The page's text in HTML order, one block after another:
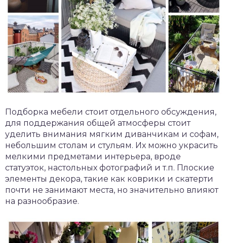
Подборка мебели стоит отдельного обсуждения,
для поддержания общей атмосферы стоит
уделить внимания мягким диванчикам и софам,
небольшим столам и стульям. Их можно украсить
мелкими предметами интерьера, вроде
статуэток, настольных фотографий и т.п. Плоские
элементы декора, такие как коврики и скатерти
почти не занимают места, но значительно влияют
на разнообразие.